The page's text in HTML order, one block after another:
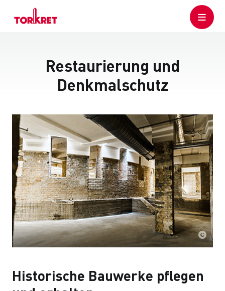
Restaurierung und
Denkmalschutz
Historische Bauwerke pflegen